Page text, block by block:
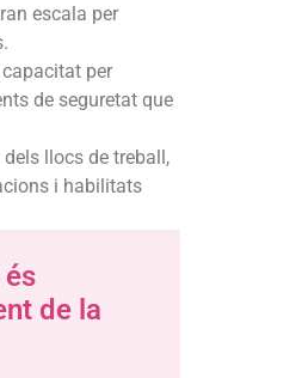
escala per
per
de seguretat que
llocs de treball,
i habilitats
de la